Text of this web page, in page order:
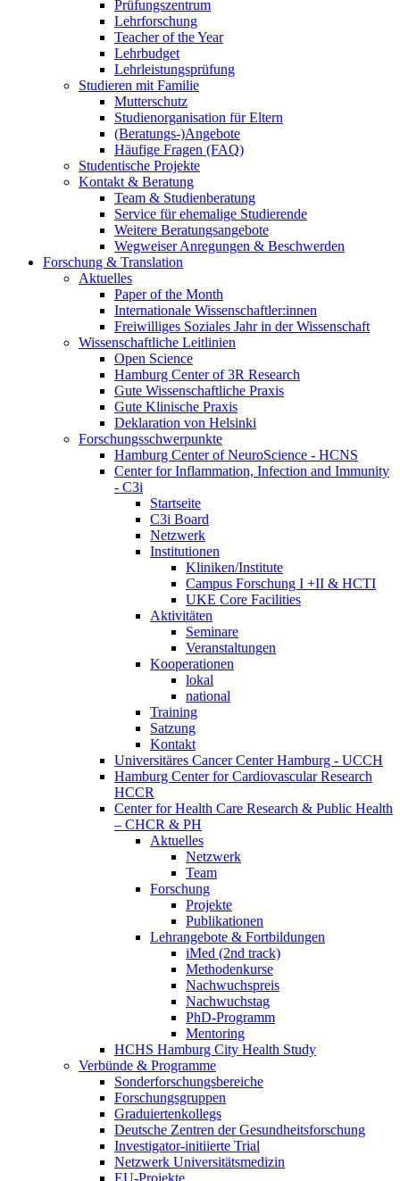
Prüfungszentrum
Lehrforschung
Teacher of the Year
Lehrbudget
Lehrleistungsprüfung
Studieren mit Familie
Mutterschutz
Studienorganisation für Eltern
(Beratungs-)Angebote
Häufige Fragen (FAQ)
Studentische Projekte
Kontakt & Beratung
Team & Studienberatung
Service für ehemalige Studierende
Weitere Beratungsangebote
Wegweiser Anregungen & Beschwerden
Forschung & Translation
Aktuelles
Paper of the Month
Internationale Wissenschaftler:innen
Freiwilliges Soziales Jahr in der Wissenschaft
Wissenschaftliche Leitlinien
Open Science
Hamburg Center of 3R Research
Gute Wissenschaftliche Praxis
Gute Klinische Praxis
Deklaration von Helsinki
Forschungsschwerpunkte
Hamburg Center of NeuroScience - HCNS
Center for Inflammation, Infection and Immunity
- C3i
Startseite
C3i Board
Netzwerk
Institutionen
Kliniken/Institute
Campus Forschung I +II & HCTI
UKE Core Facilities
Aktivitäten
Seminare
Veranstaltungen
Kooperationen
lokal
national
Training
Satzung
Kontakt
Universitäres Cancer Center Hamburg - UCCH
Hamburg Center for Cardiovascular Research
HCCR
Center for Health Care Research & Public Health
– CHCR & PH
Aktuelles
Netzwerk
Team
Forschung
Projekte
Publikationen
Lehrangebote & Fortbildungen
iMed (2nd track)
Methodenkurse
Nachwuchspreis
Nachwuchstag
PhD-Programm
Mentoring
HCHS Hamburg City Health Study
Verbünde & Programme
Sonderforschungsbereiche
Forschungsgruppen
Graduiertenkollegs
Deutsche Zentren der Gesundheitsforschung
Investigator-initiierte Trial
Netzwerk Universitätsmedizin
EU-Projekte